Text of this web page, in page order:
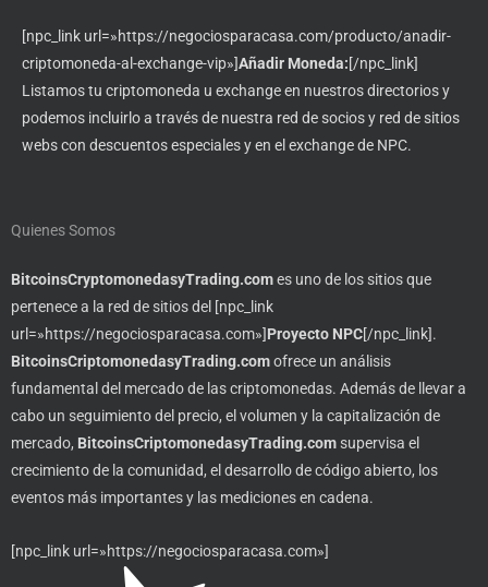
[npc_link url=»https://negociosparacasa.com/producto/anadir-
criptomoneda-al-exchange-vip»]Añadir Moneda:[/npc_link]
Listamos tu criptomoneda u exchange en nuestros directorios y
podemos incluirlo a través de nuestra red de socios y red de sitios
webs con descuentos especiales y en el exchange de NPC.
Quienes Somos
BitcoinsCryptomonedasyTrading.comes uno de los sitios que
pertenece a la red de sitios del [npc_link
url=»https://negociosparacasa.com»]Proyecto NPC[/npc_link].
BitcoinsCriptomonedasyTrading.comofrece un análisis
fundamental del mercado de las criptomonedas. Además de llevar a
cabo un seguimiento del precio, el volumen y la capitalización de
mercado, BitcoinsCriptomonedasyTrading.com supervisa el
crecimiento de la comunidad, el desarrollo de código abierto, los
eventos más importantes y las mediciones en cadena.
[npc_link url=»https://negociosparacasa.com»]